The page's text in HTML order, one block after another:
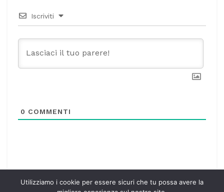
Iscriviti
0 COMMENTI
Utilizziamo i cookie per essere sicuri che tu possa avere la